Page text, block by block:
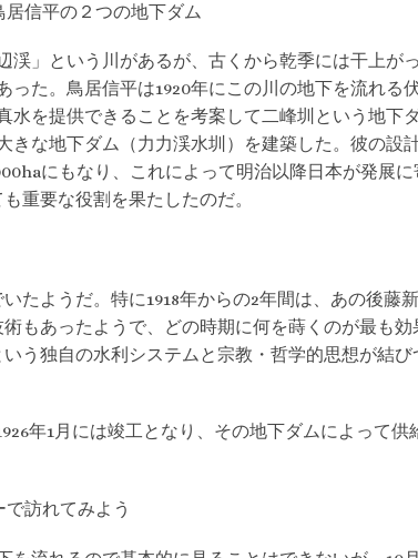
信平の２つの地下ダム
渓」という川があるが、古くから乾季には干上が
った。鳥居信平は1920年にこの川の地下を流れる
水を提供できることを考案して二峰圳という地下
きな地下ダム（力力渓水圳）を建築した。彼の設
にもなり、これによって明治以降日本が発展
重要な役割を果たしたのだ。
たようだ。特に1918年からの2年間は、あの後藤
もあったようで、どの時期に何を蒔くのが最も
う独自の水利システムと宗教・哲学的思想が結
年1月には竣工となり、その地下ダムによって
訪れてみよう